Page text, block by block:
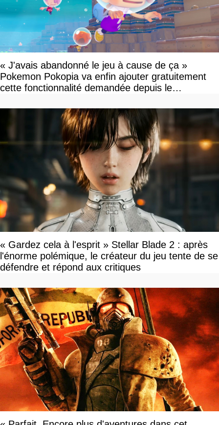
« J'avais abandonné le jeu à cause de ça »
Pokemon Pokopia va enfin ajouter gratuitement
cette fonctionnalité demandée depuis le
« Gardez cela à l'esprit » Stellar Blade 2 : après
l'énorme polémique, le créateur du jeu tente de se
défendre et répond aux critiques